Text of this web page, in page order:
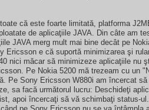
că este foarte limitată, platforma
de aplicaţiile JAVA. Din câte am
JAVA merg mult mai bine decât pe
Ericsson e că suportă minimizarea şi
nici măcar să minimizeze aplicaţiile nu
Pe Nokia 5200 mă trezeam cu un
Pe Sony Ericsson W880i am încercat
sa facă următorul lucru: Deschideţi
apoi încercaţi să vă schimbaţi status-
pe Sony Ericsson nu se va întâmpla